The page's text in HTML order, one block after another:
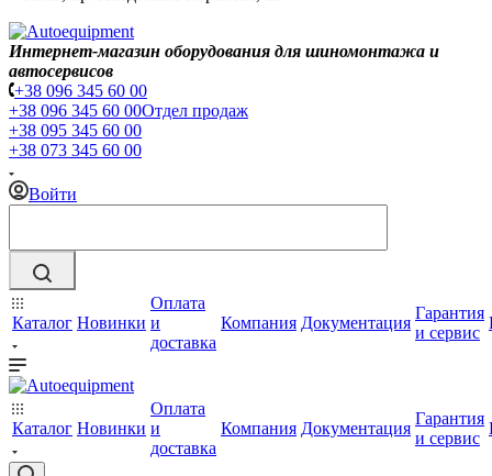
Интернет-магазин оборудования для шиномонтажа и
автосервисов
+38 096 345 60 00
+38 096 345 60 00Отдел продаж
+38 095 345 60 00
+38 073 345 60 00
Войти
Каталог Новинки
Оплата
и
доставка
Компания Документация
Гарантия
и сервис
Каталог Новинки
Оплата
и
доставка
Компания Документация
Гарантия
и сервис